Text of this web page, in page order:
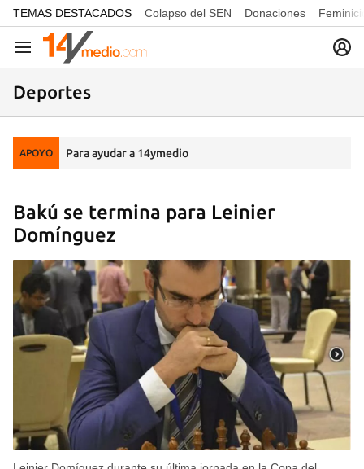
common.go-to-content
TEMAS DESTACADOS Colapso del SEN Donaciones
Navegación
Deportes
APOYO Para ayudar a 14ymedio
Bakú se termina para Leinier
Domínguez